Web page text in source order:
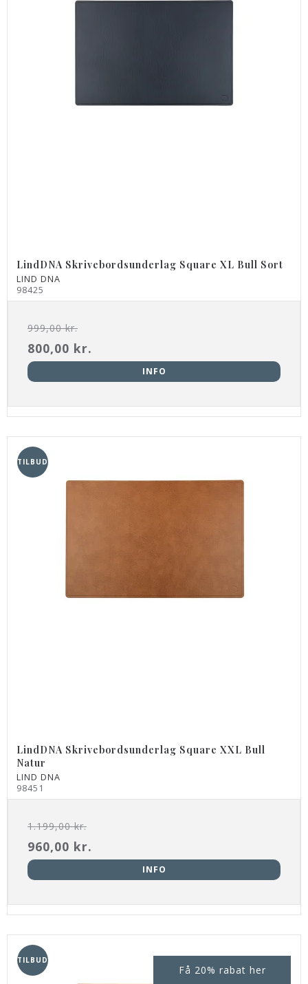
LindDNA Skrivebordsunderlag Square XL Bull Sort
LIND DNA
98425
999,00 kr.
800,00 kr.
INFO
TILBUD
LindDNA Skrivebordsunderlag Square XXL Bull
Natur
LIND DNA
98451
1.199,00 kr.
960,00 kr.
INFO
TILBUD
Få 20% rabat her